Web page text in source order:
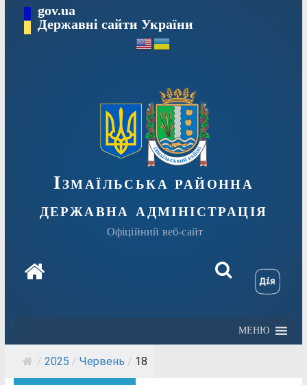
вмісту
gov.ua
Державні сайти України
Ізмаїльська районна
державна адміністрація
Офіційний веб-сайт
МЕНЮ
/ 2025 / Червень / 18